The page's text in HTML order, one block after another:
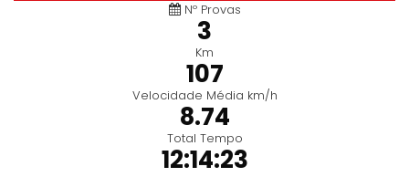
Nº Provas
3
Km
107
Velocidade Média km/h
8.74
Total Tempo
12:14:23